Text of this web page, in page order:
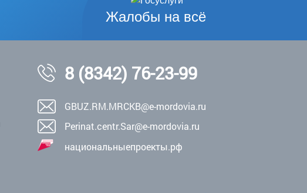
Жалобы на всё
8 (8342) 76-23-99
GBUZ.RM.MRCKB@e-mordovia.ru
Perinat.centr.Sar@e-mordovia.ru
национальныепроекты.рф